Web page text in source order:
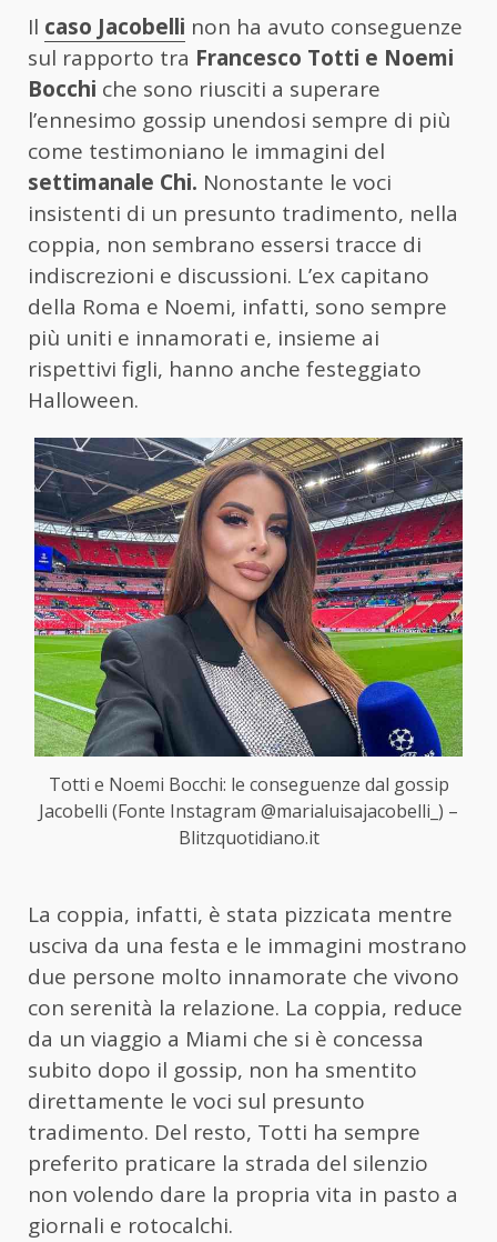
Il caso Jacobelli non ha avuto conseguenze
sul rapporto tra Francesco Totti e Noemi
Bocchi che sono riusciti a superare
l’ennesimo gossip unendosi sempre di più
come testimoniano le immagini del
settimanale Chi. Nonostante le voci
insistenti di un presunto tradimento, nella
coppia, non sembrano essersi tracce di
indiscrezioni e discussioni. L’ex capitano
della Roma e Noemi, infatti, sono sempre
più uniti e innamorati e, insieme ai
rispettivi figli, hanno anche festeggiato
Halloween.
Totti e Noemi Bocchi: le conseguenze dal gossip
Jacobelli (Fonte Instagram @marialuisajacobelli_) –
Blitzquotidiano.it
La coppia, infatti, è stata pizzicata mentre
usciva da una festa e le immagini mostrano
due persone molto innamorate che vivono
con serenità la relazione. La coppia, reduce
da un viaggio a Miami che si è concessa
subito dopo il gossip, non ha smentito
direttamente le voci sul presunto
tradimento. Del resto, Totti ha sempre
preferito praticare la strada del silenzio
non volendo dare la propria vita in pasto a
giornali e rotocalchi.